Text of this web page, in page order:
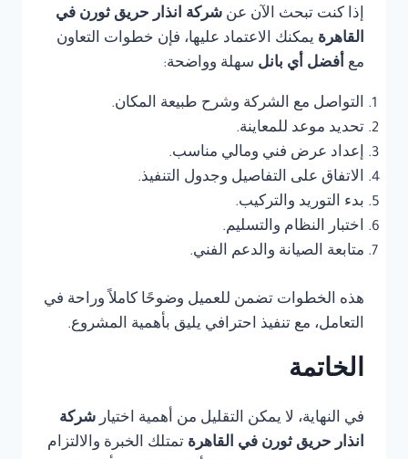
إذا كنت تبحث الآن عن شركة انذار حريق ثورن في
القاهرة يمكنك الاعتماد عليها، فإن خطوات التعاون
مع أفضل أي بانل سهلة وواضحة:
التواصل مع الشركة وشرح طبيعة المكان.
تحديد موعد للمعاينة.
إعداد عرض فني ومالي مناسب.
الاتفاق على التفاصيل وجدول التنفيذ.
بدء التوريد والتركيب.
اختبار النظام والتسليم.
متابعة الصيانة والدعم الفني.
هذه الخطوات تضمن للعميل وضوحًا كاملاً وراحة في
التعامل، مع تنفيذ احترافي يليق بأهمية المشروع.
الخاتمة
في النهاية، لا يمكن التقليل من أهمية اختيار شركة
انذار حريق ثورن في القاهرة تمتلك الخبرة والالتزام